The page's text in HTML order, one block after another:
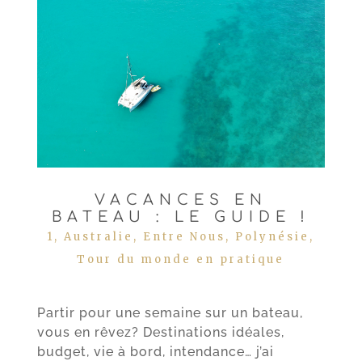
VACANCES EN
BATEAU : LE GUIDE !
1 ,Australie , Entre Nous , Polynésie ,
Tour du monde en pratique
Partir pour une semaine sur un bateau,
vous en rêvez? Destinations idéales,
budget, vie à bord, intendance… j’ai